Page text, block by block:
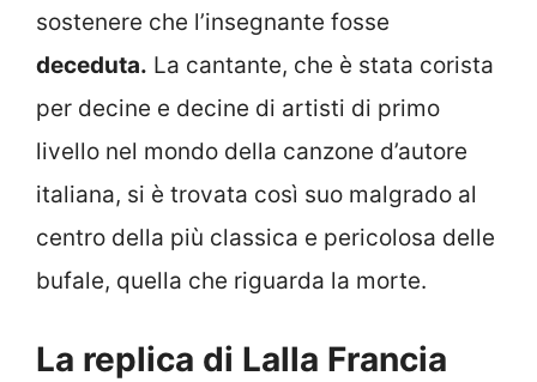
sostenere che l’insegnante fosse
deceduta. La cantante, che è stata corista
per decine e decine di artisti di primo
livello nel mondo della canzone d’autore
italiana, si è trovata così suo malgrado al
centro della più classica e pericolosa delle
bufale, quella che riguarda la morte.
La replica di Lalla Francia